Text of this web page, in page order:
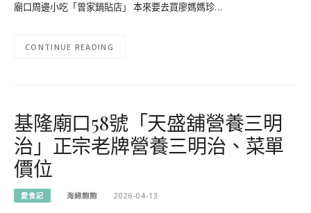
廟口周邊小吃「曾家鍋貼店」 本來要去買廖媽媽珍…
CONTINUE READING
基隆廟口58號「天盛舖營養三明
治」正宗老牌營養三明治、菜單
價位
愛食記 海綿飽飽 2026-04-13